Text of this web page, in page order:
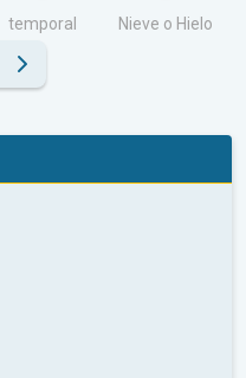
temporal Nieve o Hielo